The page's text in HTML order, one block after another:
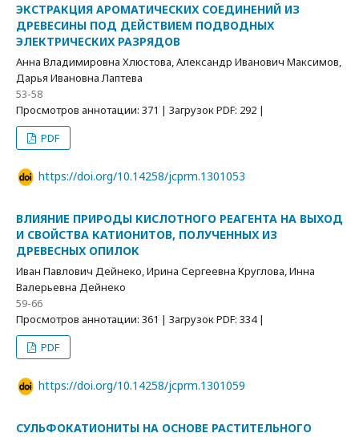
ЭКСТРАКЦИЯ АРОМАТИЧЕСКИХ СОЕДИНЕНИЙ ИЗ
ДРЕВЕСИНЫ ПОД ДЕЙСТВИЕМ ПОДВОДНЫХ
ЭЛЕКТРИЧЕСКИХ РАЗРЯДОВ
Анна Владимировна Хлюстова, Александр Иванович Максимов,
Дарья Ивановна Лаптева
53-58
Просмотров аннотации: 371 | Загрузок PDF: 292 |
PDF
https://doi.org/10.14258/jcprm.1301053
ВЛИЯНИЕ ПРИРОДЫ КИСЛОТНОГО РЕАГЕНТА НА ВЫХОД
И СВОЙСТВА КАТИОНИТОВ, ПОЛУЧЕННЫХ ИЗ
ДРЕВЕСНЫХ ОПИЛОК
Иван Павлович Дейнеко, Ирина Сергеевна Круглова, Инна
Валерьевна Дейнеко
59-66
Просмотров аннотации: 361 | Загрузок PDF: 334 |
PDF
https://doi.org/10.14258/jcprm.1301059
СУЛЬФОКАТИОНИТЫ НА ОСНОВЕ РАСТИТЕЛЬНОГО